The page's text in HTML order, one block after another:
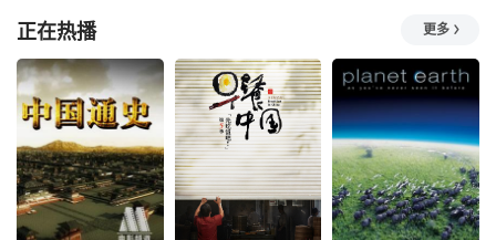
正在热播 更多